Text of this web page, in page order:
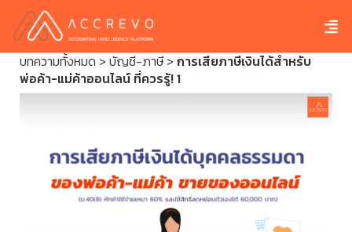
บทความทั้งหมด > บัญชี-ภาษี > การเสียภาษีเงินได้สำหรับ
พ่อค้า-แม่ค้าออนไลน์ ที่ควรรู้! 1